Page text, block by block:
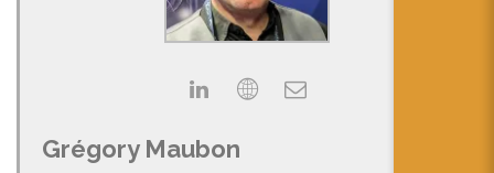
Grégory Maubon